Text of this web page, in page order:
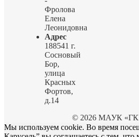
Фролова
Елена
Леонидовна
Адрес
188541 г.
Сосновый
Бор,
улица
Красных
Фортов,
д.14
© 2026 МАУК
Мы используем cookie. Во время